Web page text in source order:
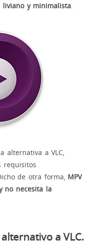
y minimalista
alternativa a VLC,
requisitos
de otra forma, MPV
no necesita la
a VLC.